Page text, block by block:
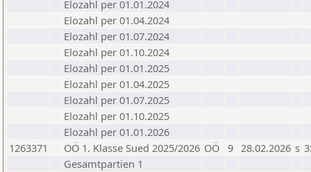
Elozahl per 01.01.2024
Elozahl per 01.04.2024
Elozahl per 01.07.2024
Elozahl per 01.10.2024
Elozahl per 01.01.2025
Elozahl per 01.04.2025
Elozahl per 01.07.2025
Elozahl per 01.10.2025
Elozahl per 01.01.2026
1263371
OÖ 1. Klasse Sued 2025/2026 OÖ 9 28.02.2026 s
Gesamtpartien 1